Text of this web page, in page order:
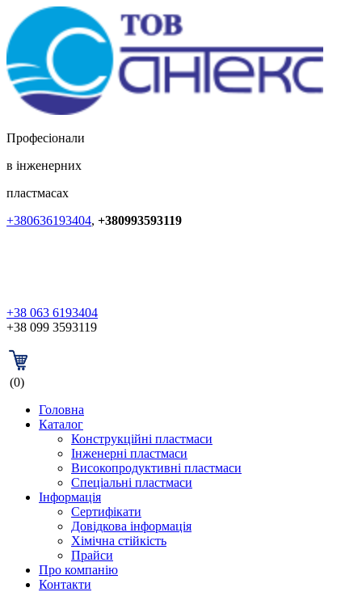
Професіонали
в інженерних
пластмасах
+380636193404, +380993593119
+38 063 6193404
+38 099 3593119
(0)
Головна
Каталог
Конструкційні пластмаси
Інженерні пластмаси
Високопродуктивні пластмаси
Спеціальні пластмаси
Інформація
Сертифікати
Довідкова інформація
Хімічна стійкість
Прайси
Про компанію
Контакти